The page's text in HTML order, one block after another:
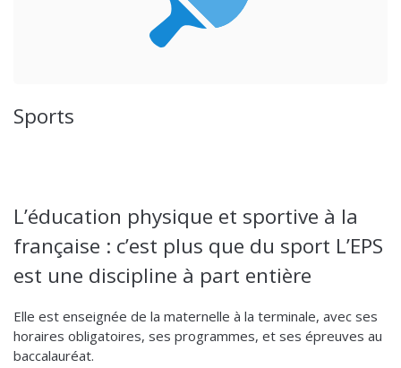
Sports
L’éducation physique et sportive à la
française : c’est plus que du sport L’EPS
est une discipline à part entière
Elle est enseignée de la maternelle à la terminale, avec ses
horaires obligatoires, ses programmes, et ses épreuves au
baccalauréat.